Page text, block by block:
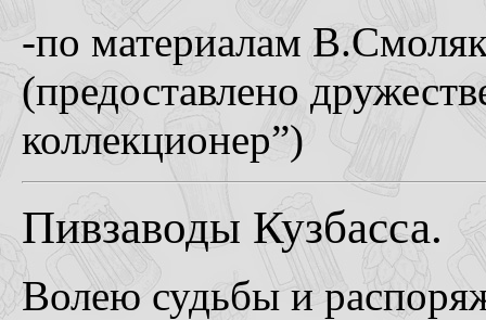
-по материалам
(предоставлено
коллекционер”)
Пивзаводы Кузбасса.
Волею судьбы и